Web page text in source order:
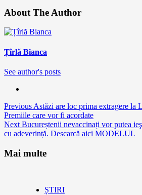
About The Author
Țîrlă Bianca
See author's posts
Continue
Reading
Previous Astăzi are loc prima extragere la
Premiile care vor fi acordate
Next Bucureștenii nevaccinați vor putea
cu adeverință. Descarcă aici MODELUL
Mai multe
ȘTIRI